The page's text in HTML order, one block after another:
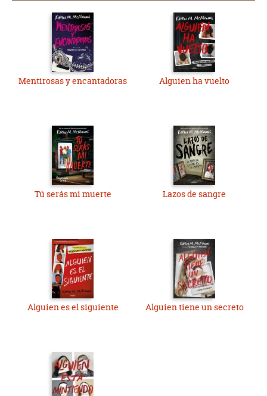
Mentirosas y encantadoras Alguien ha vuelto
Tú serás mi muerte Lazos de sangre
Alguien es el siguiente Alguien tiene un secreto